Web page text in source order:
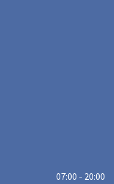
07:00 - 20:00